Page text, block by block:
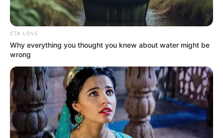
CTA LOVE
Why everything you thought you knew about water might be
wrong